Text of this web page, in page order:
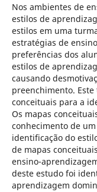
Nos ambientes de
estilos de
estilos em uma
estratégias de
preferências dos
estilos de
causando
preenchimento.
conceituais para a
Os mapas
conhecimento de
identificação do
de mapas
ensino-
deste estudo foi
aprendizagem